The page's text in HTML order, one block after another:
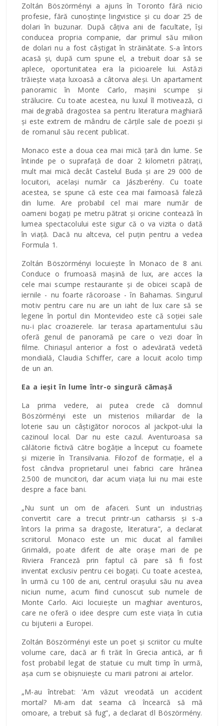
Zoltán Böszörményi a ajuns în Toronto fără nicio
profesie, fără cunoștințe lingvistice și cu doar 25 de
dolari în buzunar. După câțiva ani de facultate, își
conducea propria companie, dar primul său milion
de dolari nu a fost câștigat în străinătate. S-a întors
acasă și, după cum spune el, a trebuit doar să se
aplece, oportunitatea era la picioarele lui. Astăzi
trăiește viața luxoasă a câtorva aleși. Un apartament
panoramic în Monte Carlo, mașini scumpe și
strălucire. Cu toate acestea, nu luxul îl motivează, ci
mai degrabă dragostea sa pentru literatura maghiară
și este extrem de mândru de cărțile sale de poezii și
de romanul său recent publicat.
Monaco este a doua cea mai mică țară din lume. Se
întinde pe o suprafață de doar 2 kilometri pătrați,
mult mai mică decât Castelul Buda și are 29 000 de
locuitori, același număr ca Jászberény. Cu toate
acestea, se spune că este cea mai faimoasă faleză
din lume. Are probabil cel mai mare număr de
oameni bogați pe metru pătrat și oricine contează în
lumea spectacolului este sigur că o va vizita o dată
în viață. Dacă nu altceva, cel puțin pentru a vedea
Formula 1.
Zoltán Böszörményi locuiește în Monaco de 8 ani.
Conduce o frumoasă mașină de lux, are acces la
cele mai scumpe restaurante și de obicei scapă de
iernile - nu foarte răcoroase - în Bahamas. Singurul
motiv pentru care nu are un iaht de lux care să se
legene în portul din Montevideo este că soției sale
nu-i plac croazierele. Iar terasa apartamentului său
oferă genul de panoramă pe care o vezi doar în
filme. Chiriașul anterior a fost o adevărată vedetă
mondială, Claudia Schiffer, care a locuit acolo timp
de un an.
Ea a ieșit în lume într-o singură cămașă
La prima vedere, ai putea crede că domnul
Böszörményi este un misterios miliardar de la
loterie sau un câștigător norocos al jackpot-ului la
cazinoul local. Dar nu este cazul. Aventuroasa sa
călătorie fictivă către bogăție a început cu foamete
și mizerie în Transilvania. Filozof de formație, el a
fost cândva proprietarul unei fabrici care hrănea
2.500 de muncitori, dar acum viața lui nu mai este
despre a face bani.
„Nu sunt un om de afaceri. Sunt un industriaș
convertit care a trecut printr-un catharsis și s-a
întors la prima sa dragoste, literatura”, a declarat
scriitorul. Monaco este un mic ducat al familiei
Grimaldi, poate diferit de alte orașe mari de pe
Riviera Franceză prin faptul că pare să fi fost
inventat exclusiv pentru cei bogați. Cu toate acestea,
în urmă cu 100 de ani, centrul orașului său nu avea
niciun nume, acum fiind cunoscut sub numele de
Monte Carlo. Aici locuiește un maghiar aventuros,
care ne oferă o idee despre cum este viața în cutia
cu bijuterii a Europei.
Zoltán Böszörményi este un poet și scriitor cu multe
volume care, dacă ar fi trăit în Grecia antică, ar fi
fost probabil legat de statuie cu mult timp în urmă,
așa cum se obișnuiește cu marii patroni ai artelor.
„M-au întrebat: 'Am văzut vreodată un accident
mortal? Mi-am dat seama că încearcă să mă
omoare, a trebuit să fug”, a declarat dl Böszörmény.